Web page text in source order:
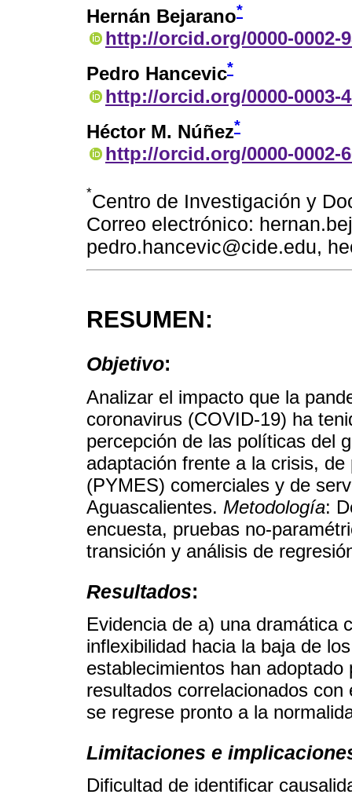
Hernán Bejarano*
http://orcid.org/0000-0002-
Pedro Hancevic*
http://orcid.org/0000-0003-
Héctor M. Núñez*
http://orcid.org/0000-0002-
*Centro de Investigación y
Correo electrónico:
pedro.hancevic@cide.edu,
RESUMEN:
Objetivo:
Analizar el impacto que la
coronavirus (COVID-19) ha
percepción de las políticas del
adaptación frente a la crisis,
(PYMES) comerciales y de
Aguascalientes. Metodología:
encuesta, pruebas no-
transición y análisis de
Resultados:
Evidencia de a) una dramática
inflexibilidad hacia la baja de
establecimientos han
resultados correlacionados
se regrese pronto a la
Limitaciones e
Dificultad de identificar